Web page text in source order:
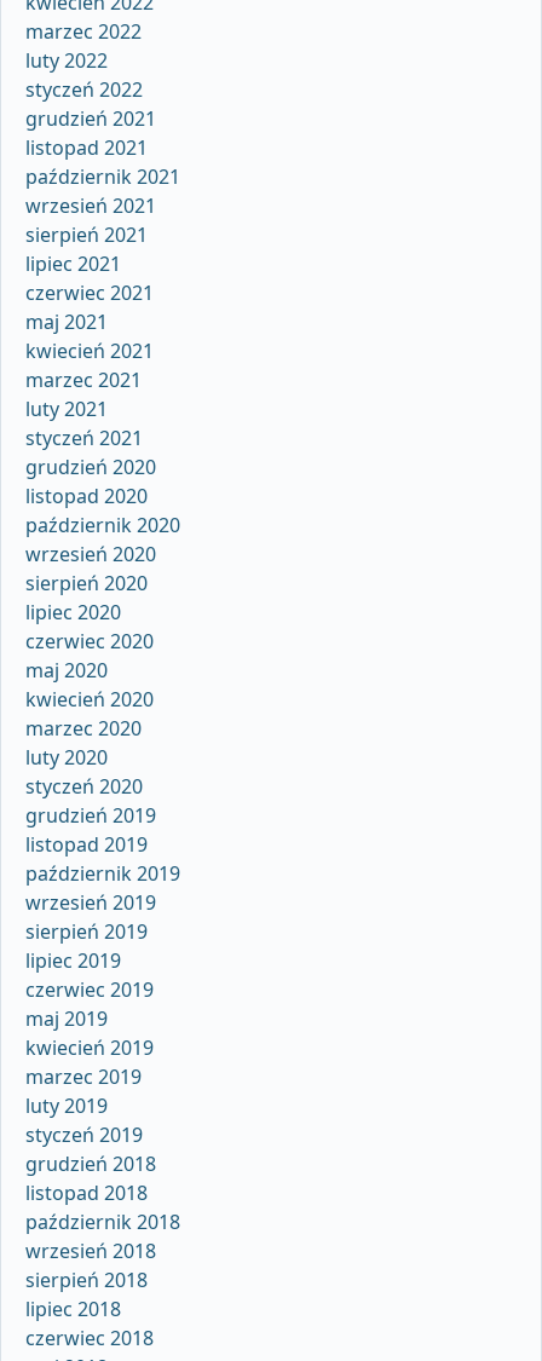
marzec 2022
luty 2022
styczeń 2022
grudzień 2021
listopad 2021
październik 2021
wrzesień 2021
sierpień 2021
lipiec 2021
czerwiec 2021
maj 2021
kwiecień 2021
marzec 2021
luty 2021
styczeń 2021
grudzień 2020
listopad 2020
październik 2020
wrzesień 2020
sierpień 2020
lipiec 2020
czerwiec 2020
maj 2020
kwiecień 2020
marzec 2020
luty 2020
styczeń 2020
grudzień 2019
listopad 2019
październik 2019
wrzesień 2019
sierpień 2019
lipiec 2019
czerwiec 2019
maj 2019
kwiecień 2019
marzec 2019
luty 2019
styczeń 2019
grudzień 2018
listopad 2018
październik 2018
wrzesień 2018
sierpień 2018
lipiec 2018
czerwiec 2018